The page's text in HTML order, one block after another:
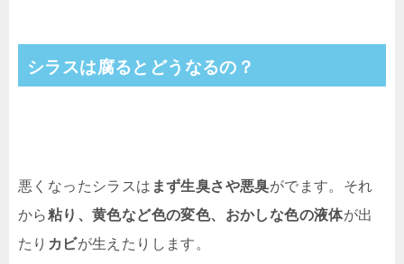
シラスは腐るとどうなるの？
悪くなったシラスは まず生臭さや悪臭がでます。それ
から粘り、黄色など色の変色、おかしな色の液体が出
たり カビが生えたりします。